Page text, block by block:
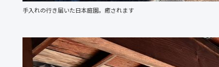
手入れの行き届いた日本庭園。癒されます